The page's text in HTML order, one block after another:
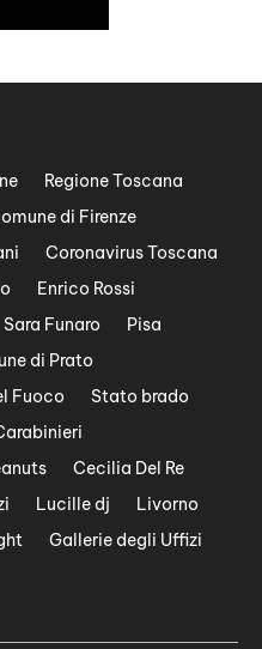
Regione Toscana
di Firenze
Coronavirus Toscana
Enrico Rossi
Sara Funaro
Pisa
di Prato
Fuoco
Stato brado
Cecilia Del Re
Lucille dj
Livorno
Gallerie degli Uffizi